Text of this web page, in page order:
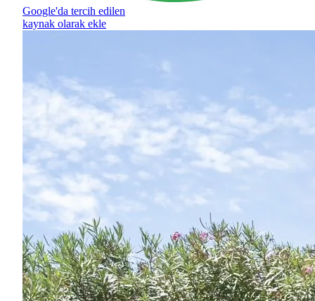
Google'da tercih edilen
kaynak olarak ekle